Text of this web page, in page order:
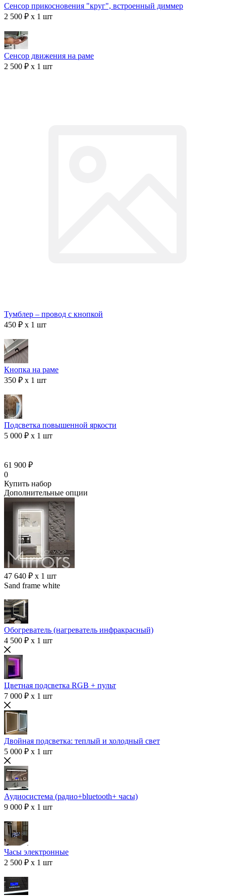
Сенсор прикосновения "круг", встроенный диммер
2 500 ₽ x 1 шт
Сенсор движения на раме
2 500 ₽ x 1 шт
Тумблер – провод с кнопкой
450 ₽ x 1 шт
Кнопка на раме
350 ₽ x 1 шт
Подсветка повышенной яркости
5 000 ₽ x 1 шт
61 900 ₽
0
Купить набор
Дополнительные опции
47 640 ₽ x 1 шт
Sand frame white
Обогреватель (нагреватель инфракрасный)
4 500 ₽ x 1 шт
Цветная подсветка RGB + пульт
7 000 ₽ x 1 шт
Двойная подсветка: теплый и холодный свет
5 000 ₽ x 1 шт
Аудиосистема (радио+bluetooth+ часы)
9 000 ₽ x 1 шт
Часы электронные
2 500 ₽ x 1 шт